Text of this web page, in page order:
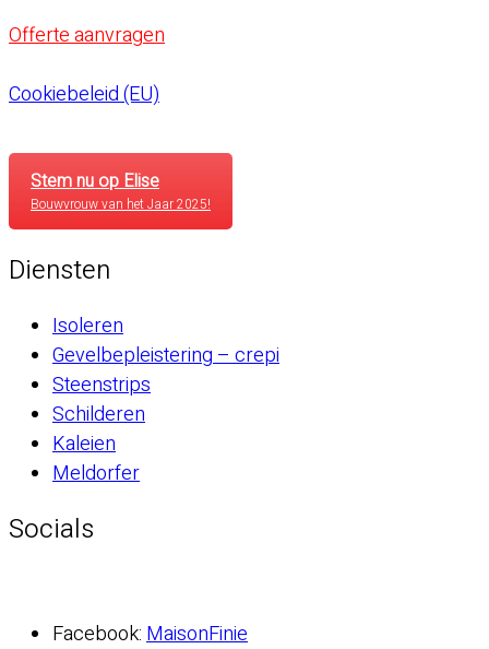
Offerte aanvragen
Cookiebeleid (EU)
Stem nu op Elise
Bouwvrouw van het Jaar 2025!
Diensten
Isoleren
Gevelbepleistering – crepi
Steenstrips
Schilderen
Kaleien
Meldorfer
Socials
Facebook:MaisonFinie